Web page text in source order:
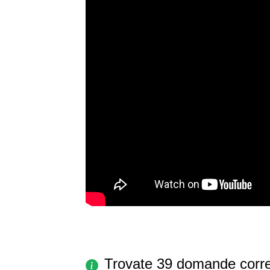
Trovate 39 domande